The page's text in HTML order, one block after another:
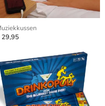
29,95